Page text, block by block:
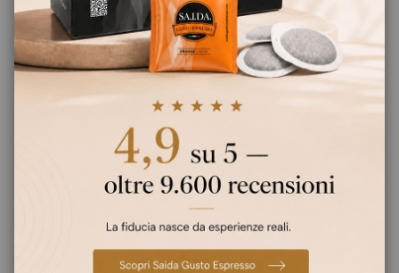
Guadagna 240 Saida Points
SCEGLI LA QUANTITÀ
Capsule Lavazza Crema e Gusto Forte,